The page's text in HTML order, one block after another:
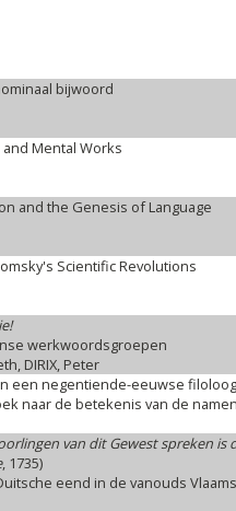
bijwoord
Mental Works
and the Genesis of Language
Scientific Revolutions
werkwoordsgroepen
DIRIX, Peter
een negentiende-eeuwse filoloog
naar de betekenis van de
van dit Gewest spreken is
, 1735)
eend in de vanouds